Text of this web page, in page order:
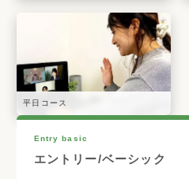
平日コース
Entry basic
エントリー/ベーシック